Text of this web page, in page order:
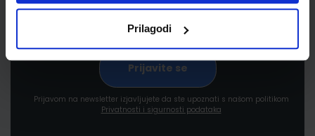
Prilagodi
Prijavom na newsletter izjavljujete da ste upoznati s našom politikom
Privatnosti i sigurnosti podataka